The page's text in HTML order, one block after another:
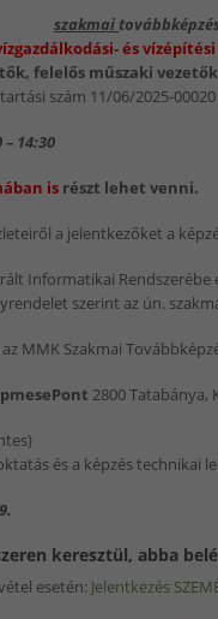
szakmai
és vízépítési
felelős műszaki
szám 11/06/2025-
– 14:30
is részt lehet venni.
a jelentkezőket a
Informatikai
szerint az ún.
MMK Szakmai
2800 Tatabánya,
és a képzés technikai
keresztül, abba
esetén: Jelentkezés